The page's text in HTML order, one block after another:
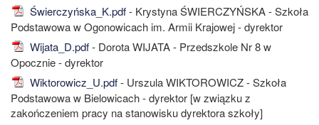
Świerczyńska_K.pdf- Krystyna ŚWIERCZYŃSKA - Szkoła
Podstawowa w Ogonowicach im. Armii Krajowej - dyrektor
Wijata_D.pdf- Dorota WIJATA - Przedszkole Nr 8 w
Opocznie - dyrektor
Wiktorowicz_U.pdf- Urszula WIKTOROWICZ - Szkoła
Podstawowa w Bielowicach - dyrektor [w związku z
zakończeniem pracy na stanowisku dyrektora szkoły]